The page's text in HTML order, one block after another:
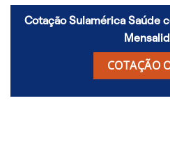
Cotação Sulamérica Saúde
COTAÇÃO